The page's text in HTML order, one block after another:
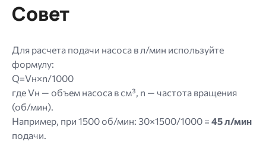
Совет
Для расчета подачи насоса в л/мин используйте
формулу:
Q=Vн×n/1000
где Vн — объем насоса в см³, n — частота вращения
(об/мин).
Например, при 1500 об/мин: 30×1500/1000 = 45 л/мин
подачи.